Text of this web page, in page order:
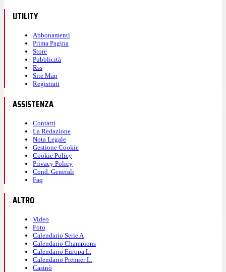
UTILITY
Abbonamenti
Prima Pagina
Store
Pubblicità
Rss
Site Map
Registrati
ASSISTENZA
Contatti
La Redazione
Nota Legale
Gestione Cookie
Cookie Policy
Privacy Policy
Cond. Generali
Faq
ALTRO
Video
Foto
Calendario Serie A
Calendario Champions
Calendario Europa L.
Calendario Premier L.
Casinò